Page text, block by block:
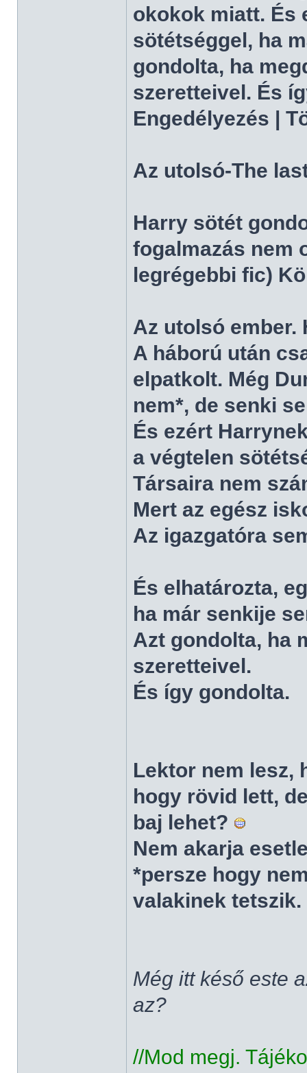
okokok miatt. És
sötétséggel, ha
gondolta, ha
szeretteivel. És
Engedélyezés |
Az utolsó-The
Harry sötét
fogalmazás nem
legrégebbi fic)
Az utolsó ember.
A háború után
elpatkolt. Még
nem*, de senki
És ezért
a végtelen
Társaira nem
Mert az egész
Az igazgatóra
És elhatározta,
ha már senkije
Azt gondolta, ha
szeretteivel.
És így gondolta.
Lektor nem lesz,
hogy rövid lett,
baj lehet?
Nem akarja
*persze hogy
valakinek tetszik.
Még itt késő este
az?
//Mod megj.